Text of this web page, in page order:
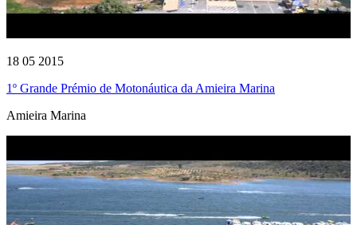
18 05 2015
1º Grande Prémio de Motonáutica da Amieira Marina
Amieira Marina